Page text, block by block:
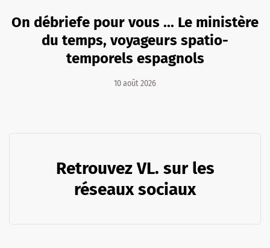
On débriefe pour vous ... Le ministère
du temps, voyageurs spatio-
temporels espagnols
10 août 2026
Retrouvez VL. sur les
réseaux sociaux